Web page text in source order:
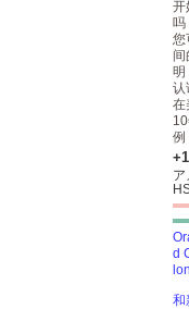
开
吗
您
间
明
认
在
例
ア
和